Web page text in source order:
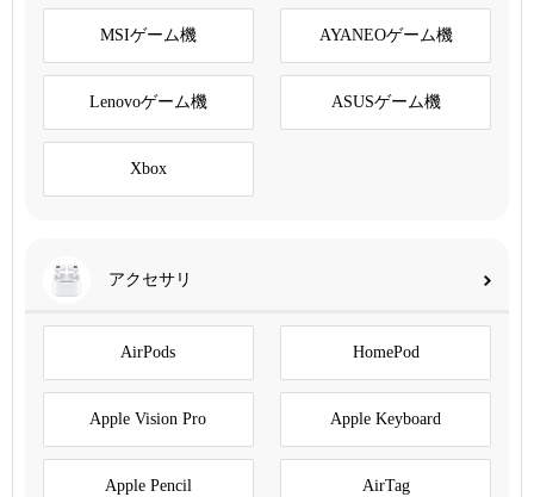
MSIゲーム機 AYANEOゲーム機
Lenovoゲーム機 ASUSゲーム機
Xbox
アクセサリ
AirPods HomePod
Apple Vision Pro Apple Keyboard
Apple Pencil AirTag